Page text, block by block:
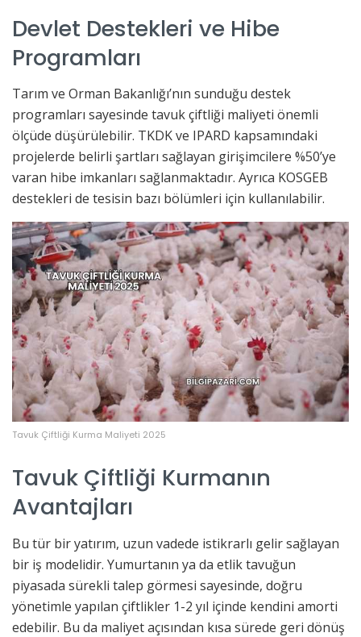
Devlet Destekleri ve Hibe
Programları
Tarım ve Orman Bakanlığı’nın sunduğu destek
programları sayesinde tavuk çiftliği maliyeti önemli
ölçüde düşürülebilir. TKDK ve IPARD kapsamındaki
projelerde belirli şartları sağlayan girişimcilere %50’ye
varan hibe imkanları sağlanmaktadır. Ayrıca KOSGEB
destekleri de tesisin bazı bölümleri için kullanılabilir.
Tavuk Çiftliği Kurma Maliyeti 2025
Tavuk Çiftliği Kurmanın
Avantajları
Bu tür bir yatırım, uzun vadede istikrarlı gelir sağlayan
bir iş modelidir. Yumurtanın ya da etlik tavuğun
piyasada sürekli talep görmesi sayesinde, doğru
yönetimle yapılan çiftlikler 1-2 yıl içinde kendini amorti
edebilir. Bu da maliyet açısından kısa sürede geri dönüş